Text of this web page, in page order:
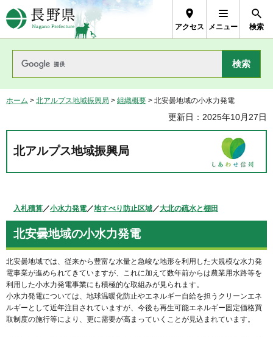
長野県Nagano Prefecture
アクセス メニュー 検索
ホーム > 北アルプス地域振興局 > 組織概要 > 北安曇地域の小水力発電
更新日：2025年10月27日
北アルプス地域振興局
入札積算／小水力発電／地すべり防止区域／大北の疏水と棚田
北安曇地域の小水力発電
北安曇地域では、従来から豊富な水量と急峻な地形を利用した大規模な水力発
電事業が進められてきていますが、これに加えて数年前からは農業用水路等を
利用した小水力発電事業にも積極的な取組みが見られます。
小水力発電については、地球温暖化防止やエネルギー自給を担うクリーンエネ
ルギーとして近年注目されていますが、今後も再生可能エネルギー固定価格買
取制度の施行等により、更に需要が高まっていくことが見込まれています。